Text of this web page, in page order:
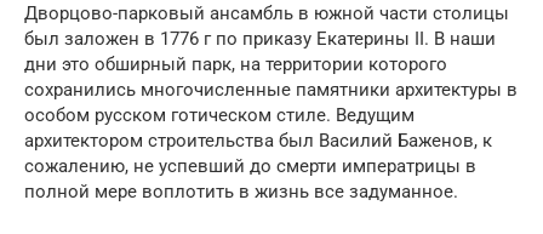
Дворцово-парковый ансамбль в южной части столицы
был заложен в 1776 г по приказу Екатерины II. В наши
дни это обширный парк, на территории которого
сохранились многочисленные памятники архитектуры в
особом русском готическом стиле. Ведущим
архитектором строительства был Василий Баженов, к
сожалению, не успевший до смерти императрицы в
полной мере воплотить в жизнь все задуманное.